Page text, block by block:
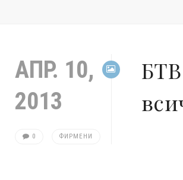
АПР. 10,
2013
0 ФИРМЕНИ